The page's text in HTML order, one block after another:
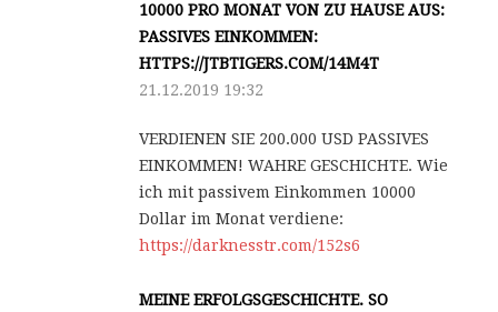
10000 PRO MONAT VON ZU HAUSE AUS:
PASSIVES EINKOMMEN:
HTTPS://JTBTIGERS.COM/14M4T
21.12.2019 19:32
VERDIENEN SIE 200.000 USD PASSIVES
EINKOMMEN! WAHRE GESCHICHTE. Wie
ich mit passivem Einkommen 10000
Dollar im Monat verdiene:
https://darknesstr.com/152s6
MEINE ERFOLGSGESCHICHTE. SO